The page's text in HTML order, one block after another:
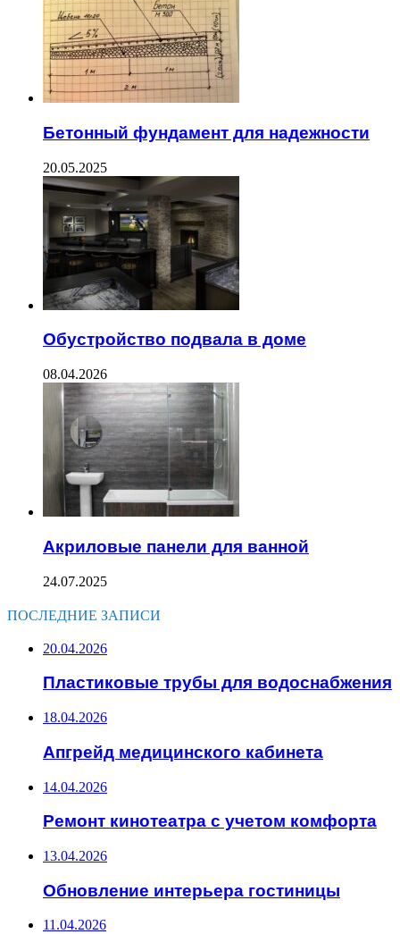
Бетонный фундамент для надежности
20.05.2025
Обустройство подвала в доме
08.04.2026
Акриловые панели для ванной
24.07.2025
ПОСЛЕДНИЕ ЗАПИСИ
20.04.2026
Пластиковые трубы для водоснабжения
18.04.2026
Апгрейд медицинского кабинета
14.04.2026
Ремонт кинотеатра с учетом комфорта
13.04.2026
Обновление интерьера гостиницы
11.04.2026